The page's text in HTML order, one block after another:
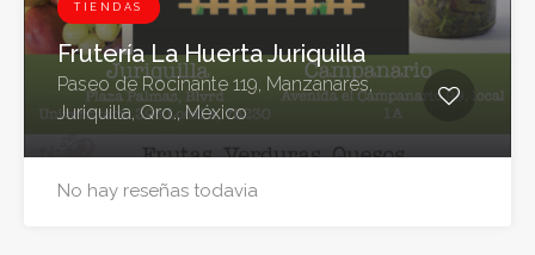
TIENDAS
Frutería La Huerta Juriquilla
Paseo de Rocinante 119, Manzanares,
Juriquilla, Qro., México
No hay reseñas todavia